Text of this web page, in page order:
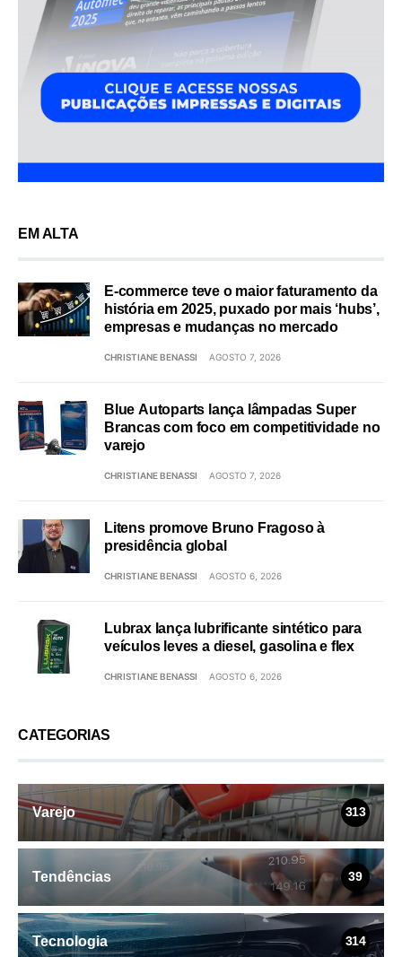
EM ALTA
E-commerce teve o maior faturamento da
história em 2025, puxado por mais ‘hubs’,
empresas e mudanças no mercado
CHRISTIANE BENASSI AGOSTO 7, 2026
Blue Autoparts lança lâmpadas Super
Brancas com foco em competitividade no
varejo
CHRISTIANE BENASSI AGOSTO 7, 2026
Litens promove Bruno Fragoso à
presidência global
CHRISTIANE BENASSI AGOSTO 6, 2026
Lubrax lança lubrificante sintético para
veículos leves a diesel, gasolina e flex
CHRISTIANE BENASSI AGOSTO 6, 2026
CATEGORIAS
Varejo 313
Tendências 39
Tecnologia 314